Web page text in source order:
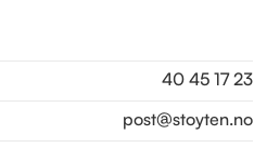
40 45 17 23
post@stoyten.no